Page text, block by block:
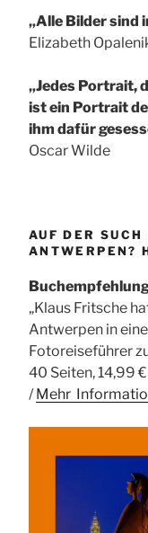
„Alle Bilder sind
Elizabeth
„Jedes Portrait,
ist ein Portrait
ihm dafür
Oscar Wilde
AUF DER SUCH
ANTWERPEN?
„Klaus Fritsche
Antwerpen in
Fotoreiseführer
40 Seiten, 14,99
/Mehr